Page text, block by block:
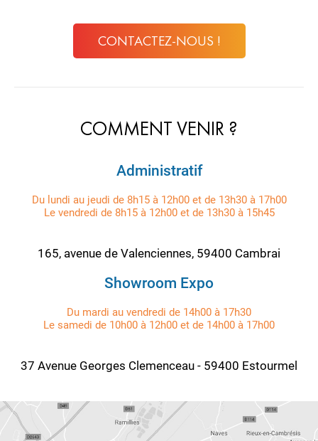
CONTACTEZ-NOUS !
COMMENT VENIR ?
Administratif
Du lundi au jeudi de 8h15 à 12h00 et de 13h30 à 17h00
Le vendredi de 8h15 à 12h00 et de 13h30 à 15h45
165, avenue de Valenciennes, 59400 Cambrai
Showroom Expo
Du mardi au vendredi de 14h00 à 17h30
Le samedi de 10h00 à 12h00 et de 14h00 à 17h00
37 Avenue Georges Clemenceau - 59400 Estourmel